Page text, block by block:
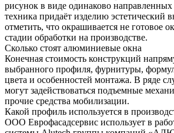
рисунок в виде одинаково
техника придаёт изделию эстетический
отметить, что окрашивается не готовое
стадии обработки на производстве.
Сколько стоят алюминиевые окна
Конечная стоимость конструкций
выбранного профиля, фурнитуры,
цвета и особенностей монтажа. В ряде
могут задействоваться подъемные
прочие средства мобилизации.
Какой профиль используется в
ООО Еврофасадсервис использует в